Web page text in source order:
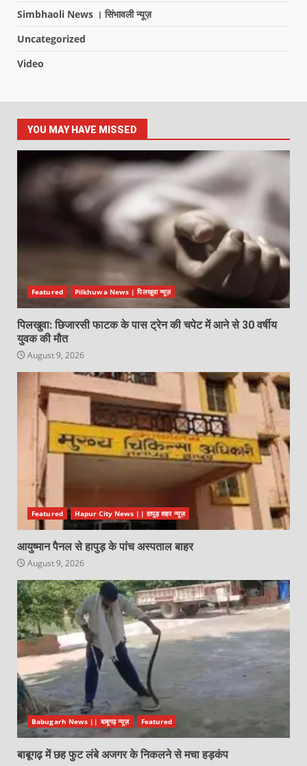
Simbhaoli News । सिंभावली न्यूज़
Uncategorized
Video
YOU MAY HAVE MISSED
Featured Pilkhuwa News | पिलखुवा न्यूज़
पिलखुवा: छिजारसी फाटक के पास ट्रेन की चपेट में आने से 30 वर्षीय
युवक की मौत
August 9, 2026
Featured Hapur City News || हापुड़ शहर न्यूज़
आयुष्मान पैनल से हापुड़ के पांच अस्पताल बाहर
August 9, 2026
Babugarh News || बाबूगढ़ न्यूज़ Featured
बाबूगढ़ में छह फुट लंबे अजगर के निकलने से मचा हड़कंप